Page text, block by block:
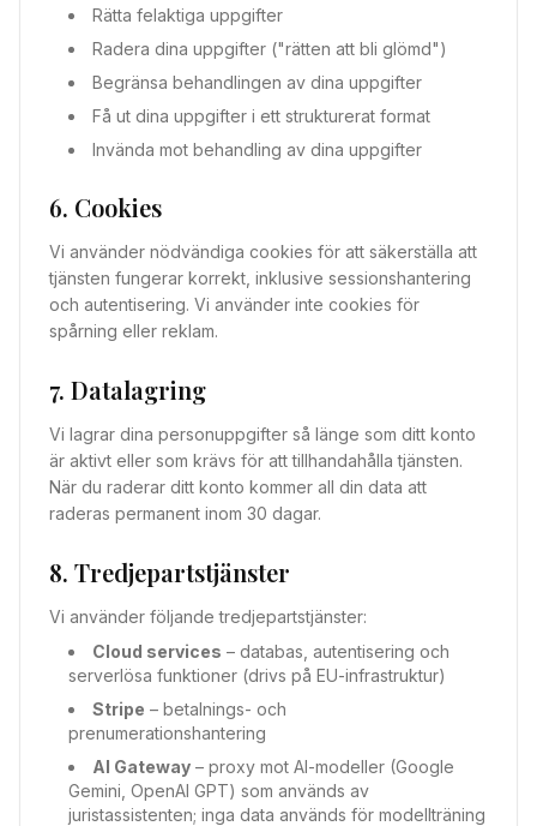
Rätta felaktiga uppgifter
Radera dina uppgifter ("rätten att bli glömd")
Begränsa behandlingen av dina uppgifter
Få ut dina uppgifter i ett strukturerat format
Invända mot behandling av dina uppgifter
6. Cookies
Vi använder nödvändiga cookies för att säkerställa att
tjänsten fungerar korrekt, inklusive sessionshantering
och autentisering. Vi använder inte cookies för
spårning eller reklam.
7. Datalagring
Vi lagrar dina personuppgifter så länge som ditt konto
är aktivt eller som krävs för att tillhandahålla tjänsten.
När du raderar ditt konto kommer all din data att
raderas permanent inom 30 dagar.
8. Tredjepartstjänster
Vi använder följande tredjepartstjänster:
Cloud services – databas, autentisering och
serverlösa funktioner (drivs på EU-infrastruktur)
Stripe – betalnings- och
prenumerationshantering
AI Gateway – proxy mot AI-modeller (Google
Gemini, OpenAI GPT) som används av
juristassistenten; inga data används för modellträning